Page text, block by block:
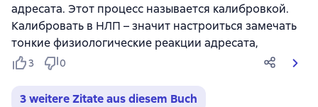
адресата. Этот процесс называется калибровкой.
Калибровать в НЛП – значит настроиться замечать
тонкие физиологические реакции адресата,
3 0
3 weitere Zitate aus diesem Buch